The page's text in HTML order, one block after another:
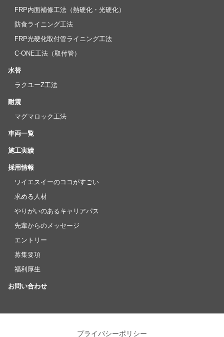
FRP内面補修工法（熱硬化・光硬化）
防食ライニング工法
FRP光硬化取付管ライニング工法
C-ONE工法（取付管）
水替
ラクユーZ工法
耐震
マグマロック工法
車両一覧
施工実績
採用情報
ワイエスイーのココがすごい
求める人材
やりがいのあるキャリアパス
先輩からのメッセージ
エントリー
募集要項
福利厚生
お問い合わせ
プライバシーポリシー